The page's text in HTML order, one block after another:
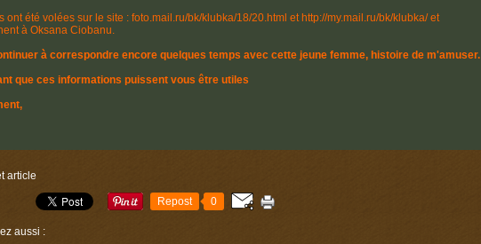
ont été volées sur le site : foto.mail.ru/bk/klubka/18/20.html et http://my.mail.ru/bk/klubka/ et
à Oksana Ciobanu.
à correspondre encore quelques temps avec cette jeune femme, histoire de m'amuser.
que ces informations puissent vous être utiles
article
Repost 0
aussi :